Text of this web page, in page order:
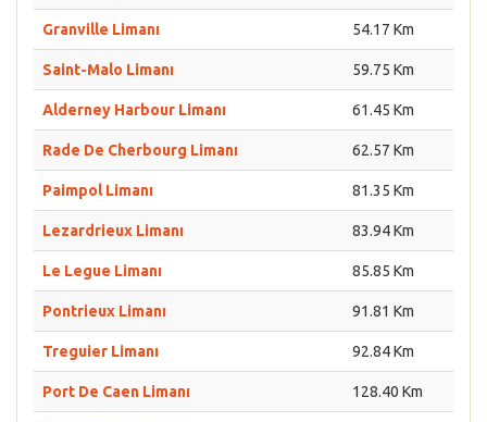
Granville Limanı 54.17 Km
Saint-Malo Limanı 59.75 Km
Alderney Harbour Limanı 61.45 Km
Rade De Cherbourg Limanı 62.57 Km
Paimpol Limanı 81.35 Km
Lezardrieux Limanı 83.94 Km
Le Legue Limanı 85.85 Km
Pontrieux Limanı 91.81 Km
Treguier Limanı 92.84 Km
Port De Caen Limanı 128.40 Km